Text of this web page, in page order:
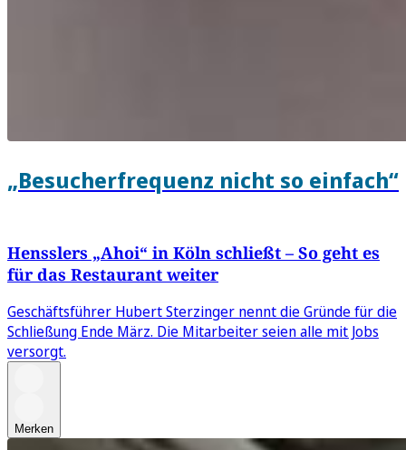
„Besucherfrequenz nicht so einfach“
Hensslers „Ahoi“ in Köln schließt – So geht es
für das Restaurant weiter
Geschäftsführer Hubert Sterzinger nennt die Gründe für die
Schließung Ende März. Die Mitarbeiter seien alle mit Jobs
versorgt.
Merken